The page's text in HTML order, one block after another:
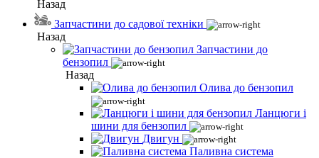
Назад
Запчастини до садової техніки
Назад
Запчастини до
бензопил
Назад
Олива до бензопил
Ланцюги і
шини для бензопил
Двигун
Паливна система